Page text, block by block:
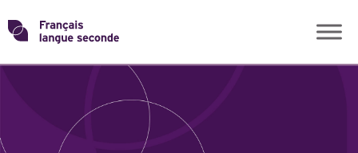
Skip
toTransformons
THÈMES